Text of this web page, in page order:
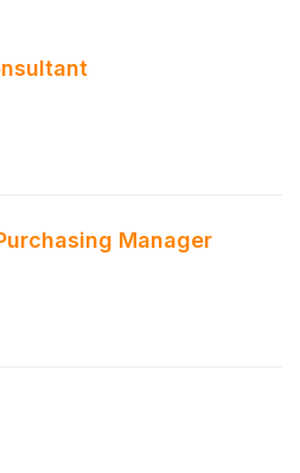
Manager